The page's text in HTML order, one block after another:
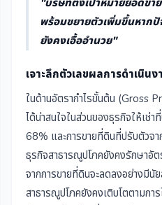
พร้อมขยายตัวเพิ่มขึ้นหาก
ยังคงเอื้ออำนวย"
เจาะลึกตัวเลขผลการดำเนิน
ในด้านอัตรากำไรขั้นต้น (Gross
ได้น่าสนใจในส่วนของธุรกิจให้เช่
68% และการขายที่ดินที่ปรับตัวจ
ธุรกิจสาธารณูปโภคยังคงรักษาอัต
จากการขายที่ดินจะลดลงอย่างมีนั
สาธารณูปโภคยังคงเติบโตตามก